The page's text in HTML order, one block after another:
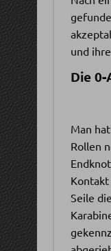
und
Die
Man
Rollen
Seile